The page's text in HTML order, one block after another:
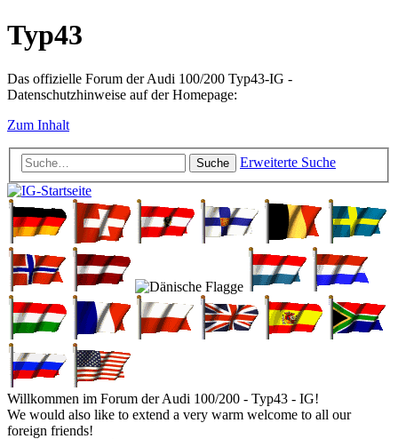
Typ43
Das offizielle Forum der Audi 100/200 Typ43-IG -
Datenschutzhinweise auf der Homepage:
Zum Inhalt
Suche Erweiterte Suche
Willkommen im Forum der Audi 100/200 - Typ43 - IG!
We would also like to extend a very warm welcome to all our
foreign friends!